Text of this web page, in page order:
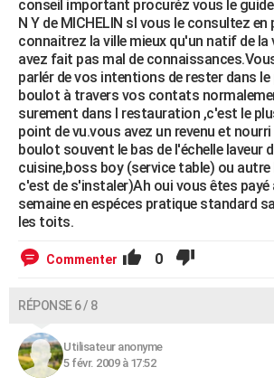
conseil important procuréz vous le
N Y de MICHELIN sI vous le consultez
connaitrez la ville mieux qu'un natif de la
avez fait pas mal de
parlér de vos intentions de rester dans
boulot à travers vos contats
surement dans l restauration ,c'est le
point de vu.vous avez un revenu et
boulot souvent le bas de l'échelle laveur
cuisine,boss boy (service table) ou autre
c'est de s'instaler)Ah oui vous êtes payé
semaine en espéces pratique standard
les toits.
Commenter 0
RÉPONSE 6 / 8
Utilisateur anonyme
5 févr. 2009 à 17:52